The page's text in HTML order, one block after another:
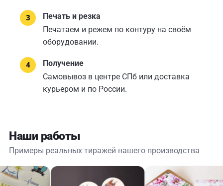
Печать и резка
Печатаем и режем по контуру на своём
оборудовании.
Получение
Самовывоз в центре СПб или доставка
курьером и по России.
Наши работы
Примеры реальных тиражей нашего производства